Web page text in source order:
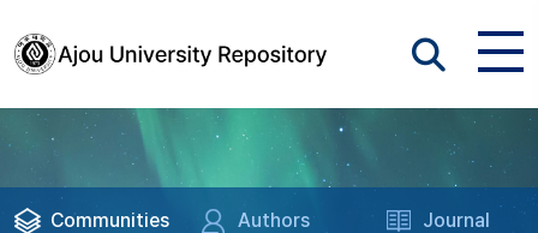
Communities Authors Journal